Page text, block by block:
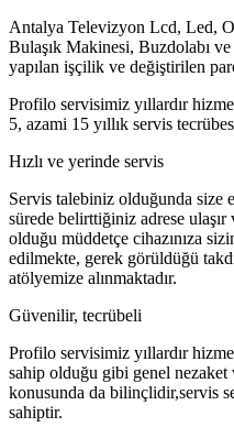
Antalya Televizyon Lcd, Led,
Bulaşık Makinesi, Buzdolabı
yapılan işçilik ve değiştirilen
Profilo servisimiz yıllardır
5, azami 15 yıllık servis
Hızlı ve yerinde servis
Servis talebiniz olduğunda size
sürede belirttiğiniz adrese
olduğu müddetçe cihazınıza
edilmekte, gerek görüldüğü
atölyemize alınmaktadır.
Güvenilir, tecrübeli
Profilo servisimiz yıllardır
sahip olduğu gibi genel nezaket
konusunda da bilinçlidir,servis
sahiptir.